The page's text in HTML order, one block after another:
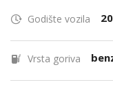
Godište vozila
Vrsta goriva